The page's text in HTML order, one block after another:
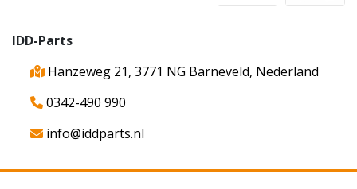
IDD-Parts
Hanzeweg 21, 3771 NG Barneveld, Nederland
0342-490 990
info@iddparts.nl